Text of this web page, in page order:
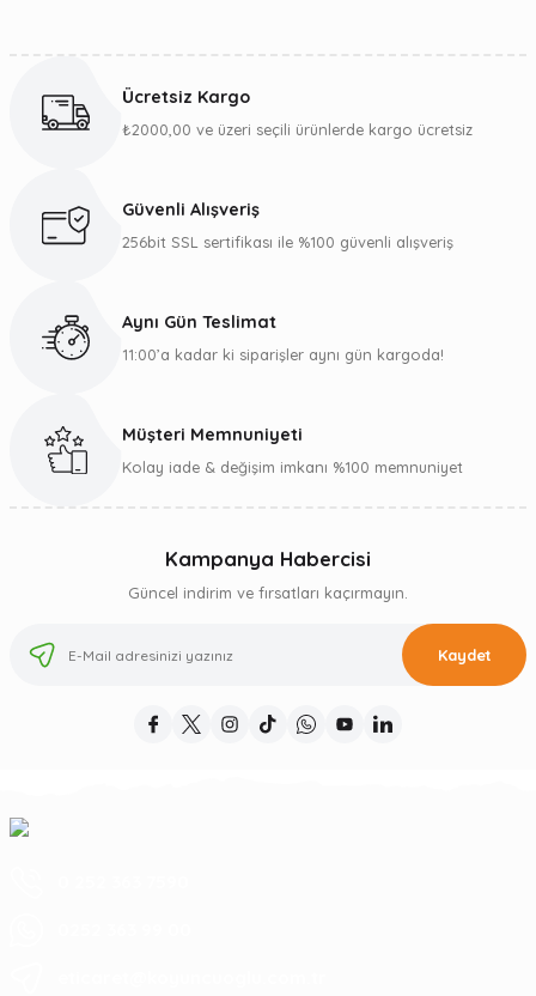
Ücretsiz Kargo
₺2000,00 ve üzeri seçili ürünlerde kargo ücretsiz
Güvenli Alışveriş
256bit SSL sertifikası ile %100 güvenli alışveriş
Aynı Gün Teslimat
11:00’a kadar ki siparişler aynı gün kargoda!
Müşteri Memnuniyeti
Kolay iade & değişim imkanı %100 memnuniyet
Kampanya Habercisi
Güncel indirim ve fırsatları kaçırmayın.
Kaydet